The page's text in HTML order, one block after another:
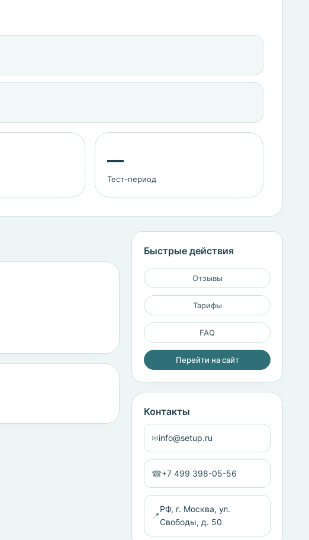
—
Тест-период
Быстрые действия
Отзывы
Тарифы
FAQ
Перейти на сайт
Контакты
✉info@setup.ru
☎+7 499 398-05-56
📍
РФ, г. Москва, ул.
Свободы, д. 50